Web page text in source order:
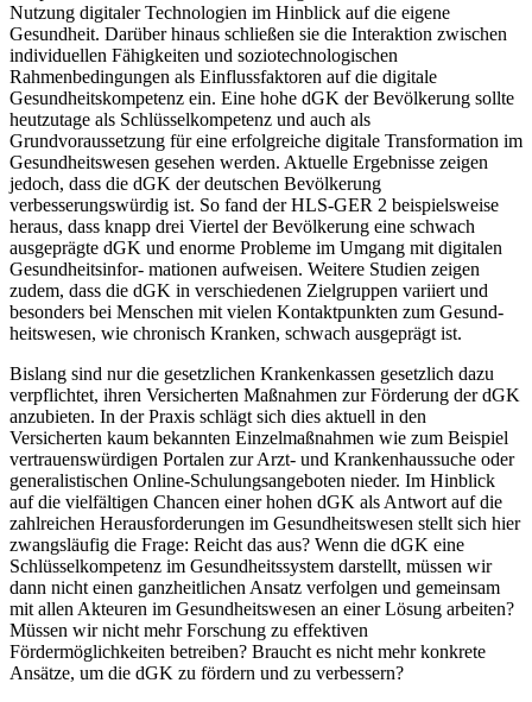
Nutzung digitaler Technologien im Hinblick auf die eigene
Gesundheit. Darüber hinaus schließen sie die Interaktion zwischen
individuellen Fähigkeiten und soziotechnologischen
Rahmenbedingungen als Einflussfaktoren auf die digitale
Gesundheitskompetenz ein. Eine hohe dGK der Bevölkerung sollte
heutzutage als Schlüsselkompetenz und auch als
Grundvoraussetzung für eine erfolgreiche digitale Transformation im
Gesundheitswesen gesehen werden. Aktuelle Ergebnisse zeigen
jedoch, dass die dGK der deutschen Bevölkerung
verbesserungswürdig ist. So fand der HLS-GER 2 beispielsweise
heraus, dass knapp drei Viertel der Bevölkerung eine schwach
ausgeprägte dGK und enorme Probleme im Umgang mit digitalen
Gesundheitsinfor- mationen aufweisen. Weitere Studien zeigen
zudem, dass die dGK in verschiedenen Zielgruppen variiert und
besonders bei Menschen mit vielen Kontaktpunkten zum Gesund-
heitswesen, wie chronisch Kranken, schwach ausgeprägt ist.
Bislang sind nur die gesetzlichen Krankenkassen gesetzlich dazu
verpflichtet, ihren Versicherten Maßnahmen zur Förderung der dGK
anzubieten. In der Praxis schlägt sich dies aktuell in den
Versicherten kaum bekannten Einzelmaßnahmen wie zum Beispiel
vertrauenswürdigen Portalen zur Arzt- und Krankenhaussuche oder
generalistischen Online-Schulungsangeboten nieder. Im Hinblick
auf die vielfältigen Chancen einer hohen dGK als Antwort auf die
zahlreichen Herausforderungen im Gesundheitswesen stellt sich hier
zwangsläufig die Frage: Reicht das aus? Wenn die dGK eine
Schlüsselkompetenz im Gesundheitssystem darstellt, müssen wir
dann nicht einen ganzheitlichen Ansatz verfolgen und gemeinsam
mit allen Akteuren im Gesundheitswesen an einer Lösung arbeiten?
Müssen wir nicht mehr Forschung zu effektiven
Fördermöglichkeiten betreiben? Braucht es nicht mehr konkrete
Ansätze, um die dGK zu fördern und zu verbessern?